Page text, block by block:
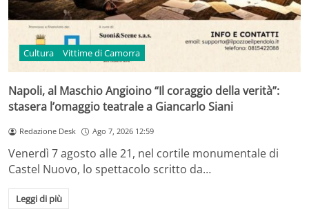
Cultura Vittime di Camorra
Napoli, al Maschio Angioino “Il coraggio della verità”:
stasera l’omaggio teatrale a Giancarlo Siani
Redazione Desk Ago 7, 2026 12:59
Venerdì 7 agosto alle 21, nel cortile monumentale di
Castel Nuovo, lo spettacolo scritto da…
Leggi di più